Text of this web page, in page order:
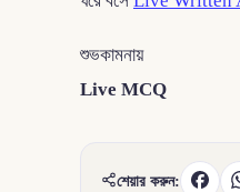
শুভকামনায়
Live MCQ
শেয়ার করুন: